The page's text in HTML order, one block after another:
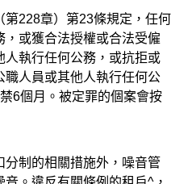
228章）第23條規定，任何
，或獲合法授權或合法受僱
執行任何公務，或抗拒或
職人員或其他人執行任何公
6個月。被定罪的個案會按
制的相關措施外，噪音管